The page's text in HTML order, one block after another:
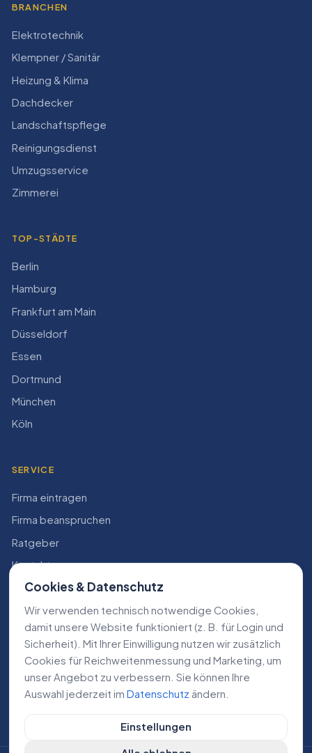
BRANCHEN
Elektrotechnik
Klempner / Sanitär
Heizung & Klima
Dachdecker
Landschaftspflege
Reinigungsdienst
Umzugsservice
Zimmerei
TOP-STÄDTE
Berlin
Hamburg
Frankfurt am Main
Düsseldorf
Essen
Dortmund
München
Köln
SERVICE
Firma eintragen
Firma beanspruchen
Ratgeber
Kontakt
Konto
RECHTLICHES
Impressum
Datenschutz
AGB
Cookies & Datenschutz
Wir verwenden technisch notwendige Cookies,
damit unsere Website funktioniert (z. B. für Login und
Sicherheit). Mit Ihrer Einwilligung nutzen wir zusätzlich
Cookies für Reichweiten­messung und Marketing, um
unser Angebot zu verbessern. Sie können Ihre
Auswahl jederzeit im Datenschutz ändern.
Einstellungen